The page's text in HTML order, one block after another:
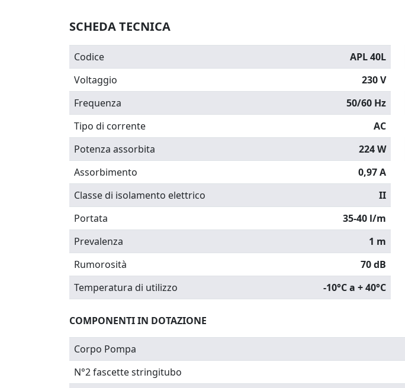
SCHEDA TECNICA
Codice
APL 40L
Voltaggio
230 V
Frequenza
50/60 Hz
Tipo di corrente
AC
Potenza assorbita
224 W
Assorbimento
0,97 A
Classe di isolamento elettrico
II
Portata
35-40 l/m
Prevalenza
1 m
Rumorosità
70 dB
Temperatura di utilizzo
-10°C a + 40°C
COMPONENTI IN DOTAZIONE
Corpo Pompa
N°2 fascette stringitubo